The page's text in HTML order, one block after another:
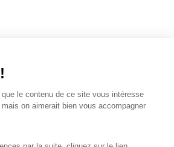
le contenu de ce site vous intéresse
on aimerait bien vous accompagner